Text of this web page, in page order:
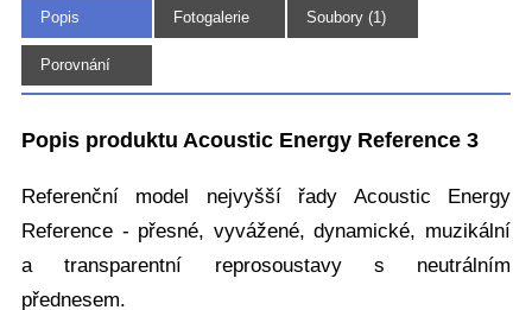
Popis Fotogalerie Soubory (1)
Porovnání
Popis produktu Acoustic Energy Reference 3
Referenční model nejvyšší řady Acoustic Energy
Reference - přesné, vyvážené, dynamické, muzikální
a transparentní reprosoustavy s neutrálním
přednesem.